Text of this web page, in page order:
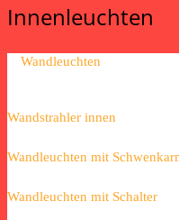
Innenleuchten
Wandleuchten
Wandstrahler innen
Wandleuchten mit
Wandleuchten mit Schalter